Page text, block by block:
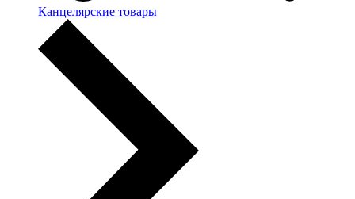
Канцелярские товары